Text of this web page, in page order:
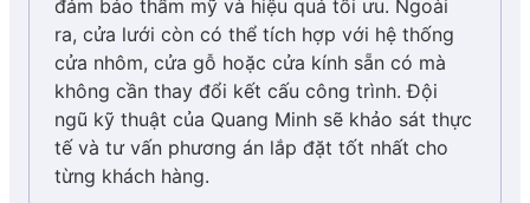
Hệ cửa xếp LUX SCREEN là một giải pháp kiến trúc
tinh tế, hội tụ những cải tiến công nghệ và vật liệu
cao cấp nhất. Sản phẩm được phát triển dựa trên
định hướng mang lại sự tiện nghi, an toàn tuyệt đối
và thẩm mỹ đỉnh cao, tạo nên sự khác biệt rõ rệt
trên thị trường.
đứng
Cánh 48 Cánh 58 Sập Lux
đảm bảo thẩm mỹ và hiệu quả tối ưu. Ngoài
ra, cửa lưới còn có thể tích hợp với hệ thống
cửa nhôm, cửa gỗ hoặc cửa kính sẵn có mà
không cần thay đổi kết cấu công trình. Đội
ngũ kỹ thuật của Quang Minh sẽ khảo sát thực
tế và tư vấn phương án lắp đặt tốt nhất cho
từng khách hàng.